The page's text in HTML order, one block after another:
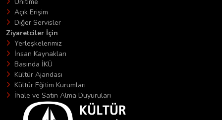
Açık Erişim
Diğer Servisler
Ziyaretciler İçin
Yerleşkelerimiz
İnsan Kaynakları
Basında İKÜ
Kültür Ajandası
Kültür Eğitim Kurumları
İhale ve Satın Alma Duyuruları